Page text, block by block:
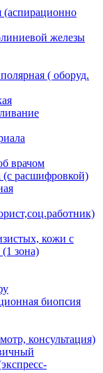
(аспирационно
железы
( оборуд.
врачом
(с расшифровкой)
кожи с
зона)
биопсия
консультация)